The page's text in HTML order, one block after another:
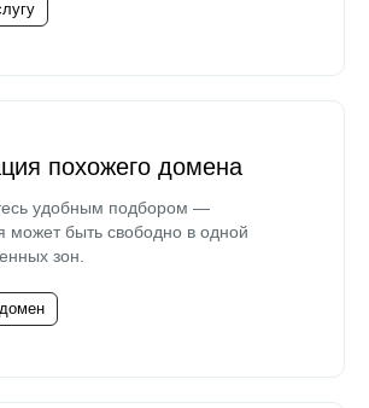
похожего домена
удобным подбором —
может быть свободно в одной
зон.